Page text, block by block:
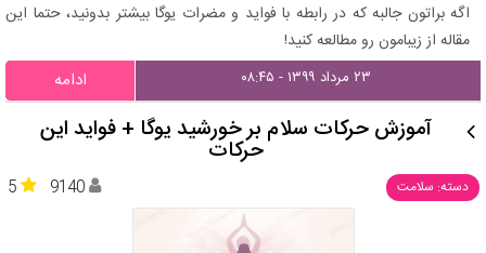
اگه براتون جالبه که در رابطه با فواید و مضرات یوگا بیشتر بدونید، حتما این
مقاله از زیبامون رو مطالعه کنید!
۲۳ مرداد ۱۳۹۹ - ۰۸:۴۵ ادامه
آموزش حرکات سلام بر خورشید یوگا + فواید این
حرکات
دسته: سلامت 5 9140